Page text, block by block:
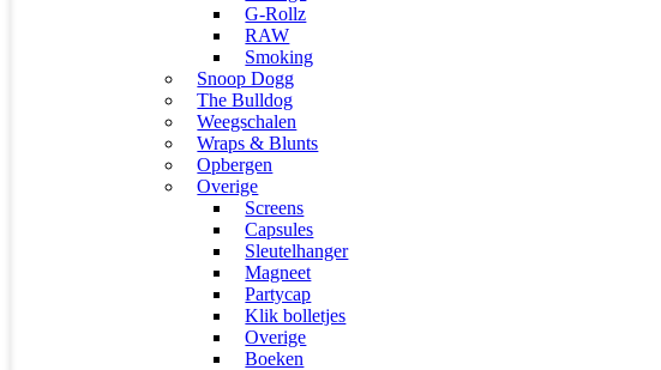
G-Rollz
RAW
Smoking
Snoop Dogg
The Bulldog
Weegschalen
Wraps & Blunts
Opbergen
Overige
Screens
Capsules
Sleutelhanger
Magneet
Partycap
Klik bolletjes
Overige
Boeken